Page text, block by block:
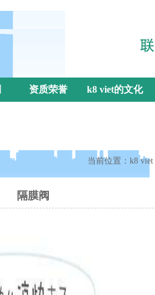
资质荣誉 k8 viet的文化
当前位置： k8 viet
隔膜阀